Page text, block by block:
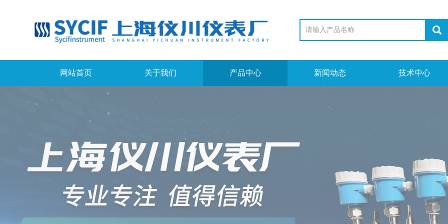
网站首页 关于我们 产品中心 新闻动态 技术中心